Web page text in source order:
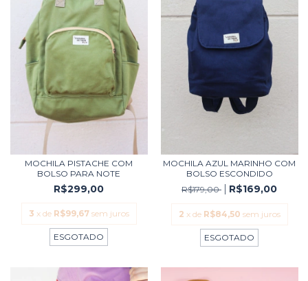
MOCHILA PISTACHE COM
BOLSO PARA NOTE
R$299,00
3 x de R$99,67 sem juros
ESGOTADO
MOCHILA AZUL MARINHO COM
BOLSO ESCONDIDO
R$179,00
R$169,00
2 x de R$84,50 sem juros
ESGOTADO